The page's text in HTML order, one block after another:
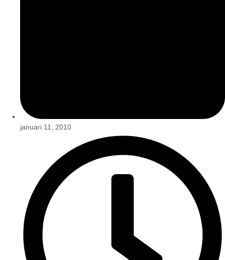
januari 11, 2010